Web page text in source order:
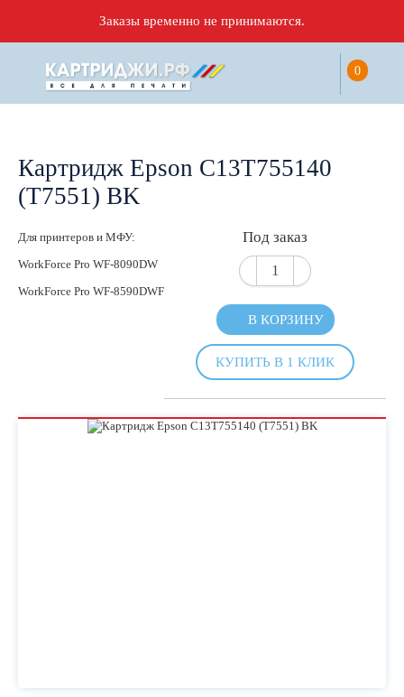
Заказы временно не принимаются.
0
Картридж Epson C13T755140
(T7551) BK
Для принтеров и МФУ:
WorkForce Pro WF-8090DW
WorkForce Pro WF-8590DWF
Под заказ
В КОРЗИНУ
КУПИТЬ В 1 КЛИК